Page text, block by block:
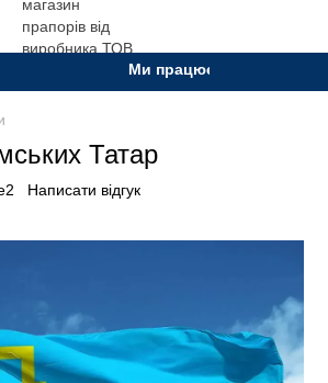
Ми працюємо. Все буде
Татар
Написати відгук